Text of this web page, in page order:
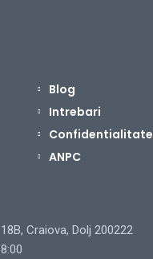
Blog
Intrebari
Confidentialitate
ANPC
Craiova, Dolj 200222